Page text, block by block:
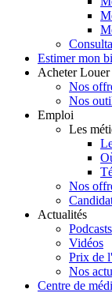
Estimer mon
Acheter Louer
Nos
Nos
Emploi
Les
Nos
Actualités
Podcasts
Vidéos
Prix de
Nos
Centre de